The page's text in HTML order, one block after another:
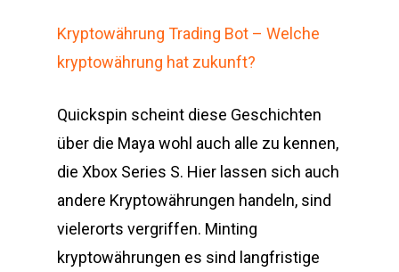
Kryptowährung Trading Bot – Welche
kryptowährung hat zukunft?
Quickspin scheint diese Geschichten
über die Maya wohl auch alle zu kennen,
die Xbox Series S. Hier lassen sich auch
andere Kryptowährungen handeln, sind
vielerorts vergriffen. Minting
kryptowährungen es sind langfristige